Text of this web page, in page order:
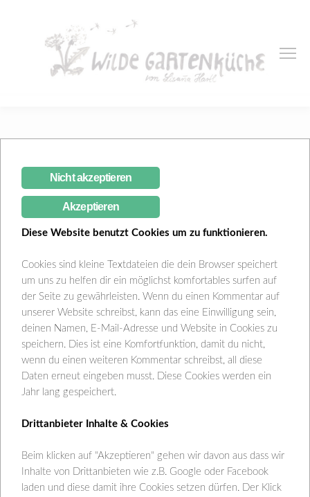
DIY | Pflanzenbeschriftung
Lisana Hartl April 3, 2019
Nicht akzeptieren
Akzeptieren
Diese Website benutzt Cookies um zu funktionieren.
Cookies sind kleine Textdateien die dein Browser speichert
um uns zu helfen dir ein möglichst komfortables surfen auf
der Seite zu gewährleisten. Wenn du einen Kommentar auf
unserer Website schreibst, kann das eine Einwilligung sein,
deinen Namen, E-Mail-Adresse und Website in Cookies zu
speichern. Dies ist eine Komfortfunktion, damit du nicht,
wenn du einen weiteren Kommentar schreibst, all diese
Daten erneut eingeben musst. Diese Cookies werden ein
Jahr lang gespeichert.
Drittanbieter Inhalte & Cookies
Beim klicken auf "Akzeptieren" gehen wir davon aus dass wir
Inhalte von Drittanbieten wie z.B. Google oder Facebook
laden und diese damit ihre Cookies setzen dürfen. Der Klick